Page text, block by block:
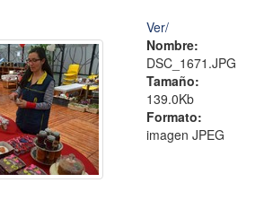
Ver/
Nombre:
DSC_1671.JPG
Tamaño:
139.0Kb
Formato:
imagen JPEG